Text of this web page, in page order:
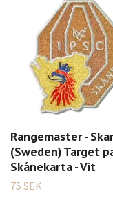
Rangemaster -
(Sweden) Target
Skånekarta - Vit
75 SEK